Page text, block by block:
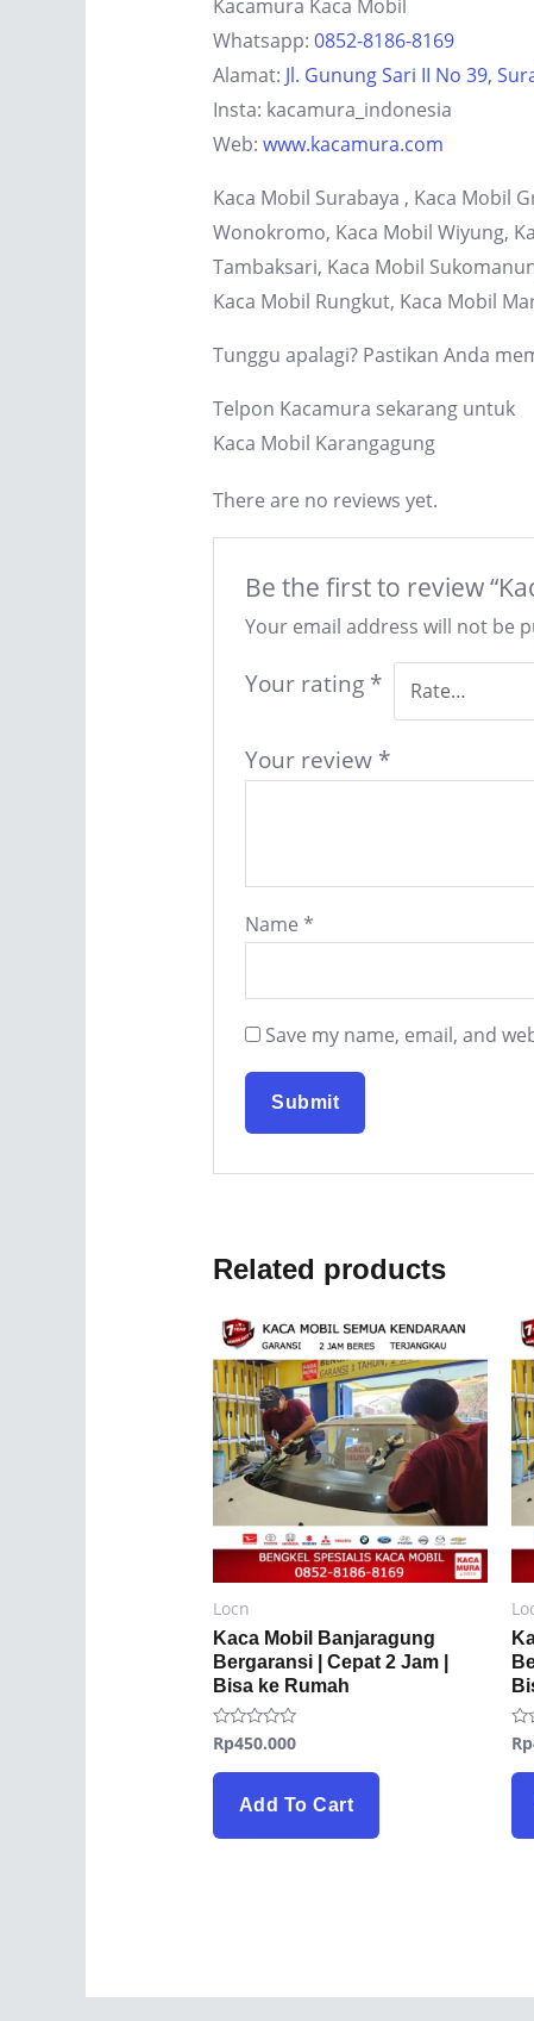
Kacamura Kaca Mobil
Whatsapp: 0852-8186-8169
Alamat: Jl. Gunung Sari II No 39,
Insta: kacamura_indonesia
Web: www.kacamura.com
Kaca Mobil Surabaya , Kaca Mobil
Wonokromo, Kaca Mobil Wiyung,
Tambaksari, Kaca Mobil
Kaca Mobil Rungkut, Kaca Mobil
Tunggu apalagi? Pastikan Anda
Telpon Kacamura sekarang untuk
Kaca Mobil Karangagung
There are no reviews yet.
Be the first to review
Your email address will not be
Your rating *
Your review *
Name *
Save my name, email, and
Related products
Locn
Kaca Mobil Banjaragung
Bergaransi | Cepat 2 Jam |
Bisa ke Rumah
Rated
0
out
Rp450.000
Add To Cart
0
out
Rp